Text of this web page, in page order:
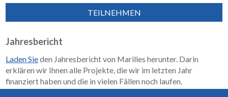
TEILNEHMEN
Jahresbericht
Laden Sieden Jahresbericht von Marilles herunter. Darin
erklären wir Ihnen alle Projekte, die wir im letzten Jahr
finanziert haben und die in vielen Fällen noch laufen.
Wirkungsbericht 2018–2023